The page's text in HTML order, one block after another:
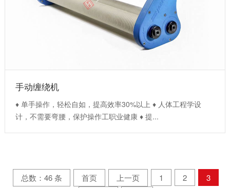
手动缠绕机
♦ 单手操作，轻松自如，提高效率30%以上 ♦ 人体工程学设
计，不需要弯腰，保护操作工职业健康 ♦ 提...
总数：46 条 首页 上一页 1 2
3